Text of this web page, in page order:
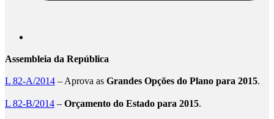
Assembleia da República
L 82-A/2014 – Aprova as Grandes Opções do Plano para 2015.
L 82-B/2014 – Orçamento do Estado para 2015.